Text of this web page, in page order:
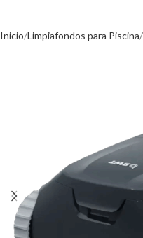
Inicio Limpiafondos para Piscina